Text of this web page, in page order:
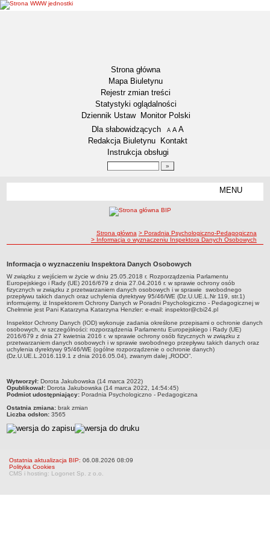
Strona główna
Mapa Biuletynu
Rejestr zmian treści
Statystyki oglądalności
Dziennik Ustaw
Monitor Polski
Menu dodatkowe
Dla słabowidzących A pomniejsz czcionkę
A standardowy rozmiar czcionki
A
Redakcja Biuletynu
Kontakt
Instrukcja obsługi
MENU
Koordynator ds. dostępności
Plan działania na rzecz poprawy zapewnienia dostępności
RODO
POLITYKA PRYWATNOŚCI
NASZ POWIAT
Strategia rozwoju
Gminy
Samodzielne stanowiska pracy
Regulamin organizacyjny
Praca w urzędzie
Elektroniczna Skrzynka Podawcza
ścieżka nawigacji
Strona główna > Poradnia Psychologiczno-Pedagogiczna
> Informacja o wyznaczeniu Inspektora Danych Osobowych
Informacja o wyznaczeniu Inspektora Danych Osobowych
W związku z wejściem w życie w dniu 25.05.2018 r. Rozporządzenia Parlamentu
Europejskiego i Rady (UE) 2016/679 z dnia 27.04.2016 r. w sprawie ochrony osób
fizycznych w związku z przetwarzaniem danych osobowych i w sprawie swobodnego
przepływu takich danych oraz uchylenia dyrektywy 95/46/WE (Dz.U.UE.L.Nr 119, str.1)
informujemy, iż Inspektorem Ochrony Danych w Poradni Psychologiczno - Pedagogicznej w
Chełmnie jest Pani Katarzyna Katarzyna Henzler: e-mail: inspektor@cbi24.pl
Inspektor Ochrony Danych (IOD) wykonuje zadania określone przepisami o ochronie danych
osobowych, w szczególności: rozporządzenia Parlamentu Europejskiego i Rady (UE)
2016/679 z dnia 27 kwietnia 2016 r. w sprawie ochrony osób fizycznych w związku z
przetwarzaniem danych osobowych i w sprawie swobodnego przepływu takich danych oraz
uchylenia dyrektywy 95/46/WE (ogólne rozporządzenie o ochronie danych)
(Dz.U.UE.L.2016.119.1 z dnia 2016.05.04), zwanym dalej „RODO”.
metryczka
Wytworzył: Dorota Jakubowska (14 marca 2022)
Opublikował: Dorota Jakubowska (14 marca 2022, 14:54:45)
Podmiot udostępniający: Poradnia Psychologiczno - Pedagogiczna
Ostatnia zmiana: brak zmian
Liczba odsłon: 3565
Ostatnia aktualizacja BIP: 06.08.2026 08:09
Polityka Cookies
CMS i hosting: Logonet Sp. z o.o.